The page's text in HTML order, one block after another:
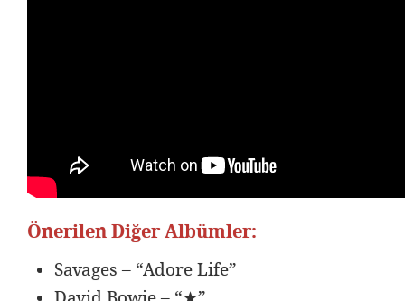
Önerilen Diğer Albümler:
Savages – “Adore Life”